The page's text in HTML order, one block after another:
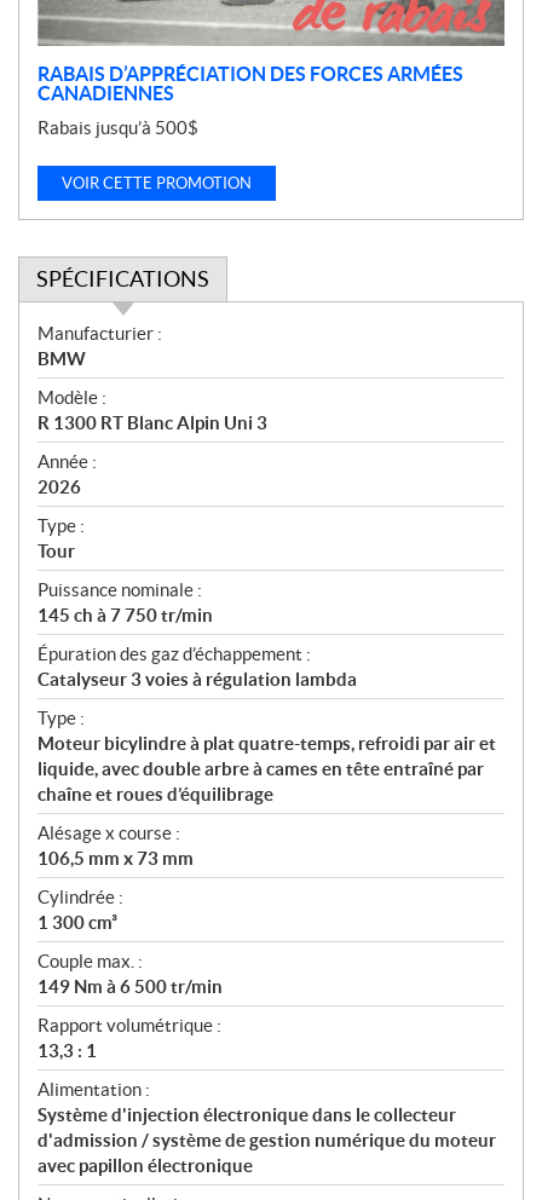
n
RABAIS D’APPRÉCIATION DES FORCES ARMÉES
CANADIENNES
Rabais jusqu’à 500$
VOIR CETTE PROMOTION
SPÉCIFICATIONS
S
p
é
c
i
f
i
c
a
t
i
o
n
s
Manufacturier :
BMW
Modèle :
R 1300 RT Blanc Alpin Uni 3
Année :
2026
Type :
Tour
Puissance nominale :
145 ch à 7 750 tr/min
Épuration des gaz d’échappement :
Catalyseur 3 voies à régulation lambda
Type :
Moteur bicylindre à plat quatre-temps, refroidi par air et
liquide, avec double arbre à cames en tête entraîné par
chaîne et roues d’équilibrage
Alésage x course :
106,5 mm x 73 mm
Cylindrée :
1 300 cm³
Couple max. :
149 Nm à 6 500 tr/min
Rapport volumétrique :
13,3 : 1
Alimentation :
Système d'injection électronique dans le collecteur
d'admission / système de gestion numérique du moteur
avec papillon électronique